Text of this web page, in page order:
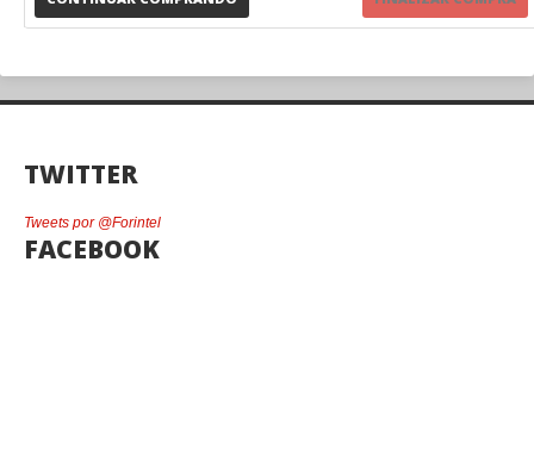
TWITTER
Tweets por @Forintel
FACEBOOK